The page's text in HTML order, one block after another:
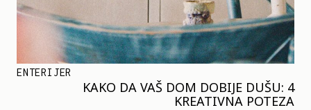
ENTERIJER
KAKO DA VAŠ DOM DOBIJE DUŠU: 4
KREATIVNA POTEZA